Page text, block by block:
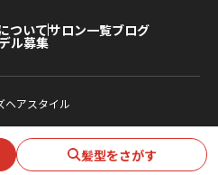
髪型をさがす
ついてサロン一覧ブログ
ル募集
ヘアスタイル